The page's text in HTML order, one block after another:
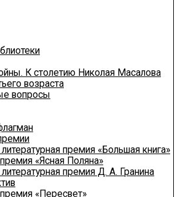
К столетию Николая Масалова
возраста
вопросы
премия «Большая книга»
«Ясная Поляна»
премия Д. А. Гранина
«Пересвет»